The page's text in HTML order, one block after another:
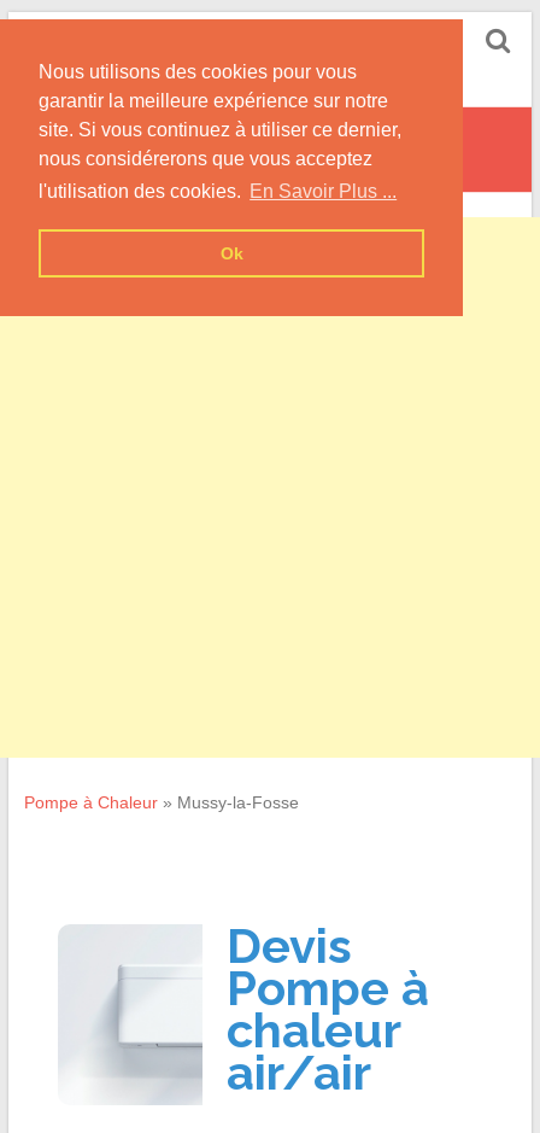
Nous utilisons des cookies pour vous
garantir la meilleure expérience sur notre
site. Si vous continuez à utiliser ce dernier,
nous considérerons que vous acceptez
l'utilisation des cookies. En Savoir Plus ...
Ok
Skip
content
Informations sur les Pompes à Chaleur
Mussy-la-Fosse
Pompe à Chaleur» Mussy-la-Fosse